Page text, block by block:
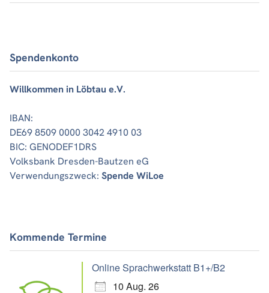
Spendenkonto
Willkommen in Löbtau e.V.
IBAN:
DE69 8509 0000 3042 4910 03
BIC: GENODEF1DRS
Volksbank Dresden-Bautzen eG
Verwendungszweck: Spende WiLoe
Kommende Termine
Online Sprachwerkstatt B1+/B2
10 Aug. 26